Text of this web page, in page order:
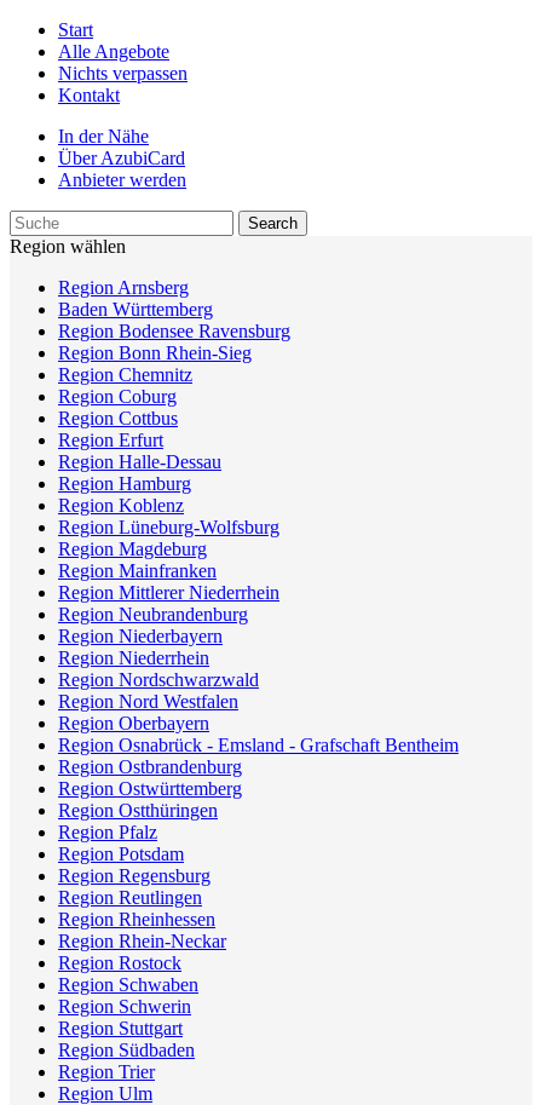
Start
Alle Angebote
Nichts verpassen
Kontakt
In der Nähe
Über AzubiCard
Anbieter werden
Region wählen
Region Arnsberg
Baden Württemberg
Region Bodensee Ravensburg
Region Bonn Rhein-Sieg
Region Chemnitz
Region Coburg
Region Cottbus
Region Erfurt
Region Halle-Dessau
Region Hamburg
Region Koblenz
Region Lüneburg-Wolfsburg
Region Magdeburg
Region Mainfranken
Region Mittlerer Niederrhein
Region Neubrandenburg
Region Niederbayern
Region Niederrhein
Region Nordschwarzwald
Region Nord Westfalen
Region Oberbayern
Region Osnabrück - Emsland - Grafschaft Bentheim
Region Ostbrandenburg
Region Ostwürttemberg
Region Ostthüringen
Region Pfalz
Region Potsdam
Region Regensburg
Region Reutlingen
Region Rheinhessen
Region Rhein-Neckar
Region Rostock
Region Schwaben
Region Schwerin
Region Stuttgart
Region Südbaden
Region Trier
Region Ulm